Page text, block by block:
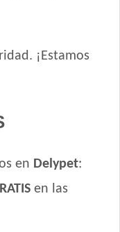
Carne
Cerdo
Pollo
¡Estamos
en Delypet:
en las